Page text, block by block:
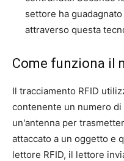
settore ha
attraverso questa
Come funziona il
Il tracciamento RFID
contenente un numero
un'antenna per
attaccato a un oggetto e
lettore RFID, il lettore